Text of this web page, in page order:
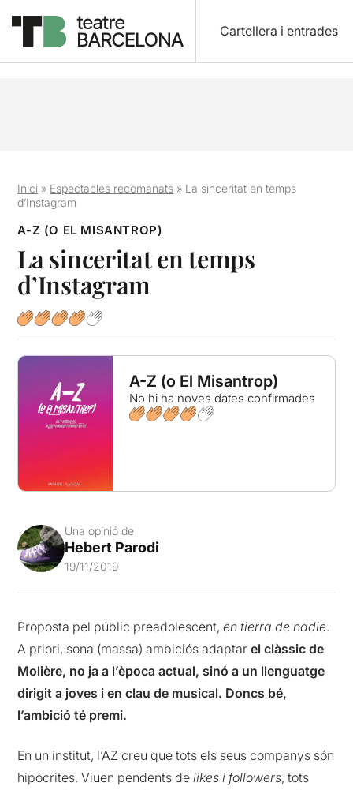
Cartellera i entrades
Inici » Espectacles recomanats » La sinceritat en temps
d’Instagram
A-Z (O EL MISANTROP)
La sinceritat en temps
d’Instagram
A-Z (o El Misantrop)
No hi ha noves dates confirmades
Una opinió de
Hebert Parodi
19/11/2019
Proposta pel públic preadolescent,en tierra de nadie.
A priori, sona (massa) ambiciós adaptarel clàssic de
Molière, no ja a l’època actual, sinó a un llenguatge
dirigit a joves i en clau de musical. Doncs bé,
l’ambició té premi.
En un institut, l’AZ creu que tots els seus companys són
hipòcrites. Viuen pendents delikes i followers, tots